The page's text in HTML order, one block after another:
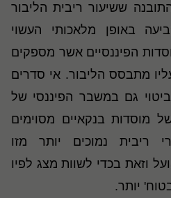
ששיעור ריבית הליבור
באופן מלאכותי העשוי
הפיננסיים אשר מספקים
מתבסס הליבור. אי סדרים
ביטוי גם במשבר הפיננסי של
של מוסדות בנקאיים מסוימים
ריבית נמוכים יותר מזו
וזאת בכדי לשוות מצג לפיו
יותר.